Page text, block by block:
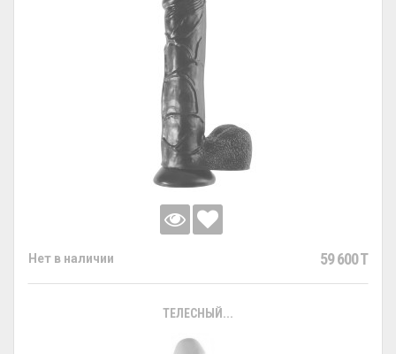
Нет в наличии 59 600 T
ТЕЛЕСНЫЙ...